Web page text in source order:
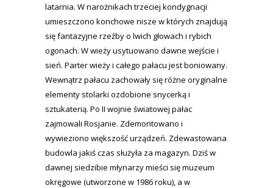
latarnia. W narożnikach trzeciej kondygnacji
umieszczono konchowe nisze w których znajdują
się fantazyjne rzeźby o lwich głowach i rybich
ogonach. W wieży usytuowano dawne wejście i
sień. Parter wieży i całego pałacu jest boniowany.
Wewnątrz pałacu zachowały się różne oryginalne
elementy stolarki ozdobione snycerką i
sztukaterią. Po II wojnie światowej pałac
zajmowali Rosjanie. Zdemontowano i
wywieziono większość urządzeń. Zdewastowana
budowla jakiś czas służyła za magazyn. Dziś w
dawnej siedzibie młynarzy mieści się muzeum
okręgowe (utworzone w 1986 roku), a w